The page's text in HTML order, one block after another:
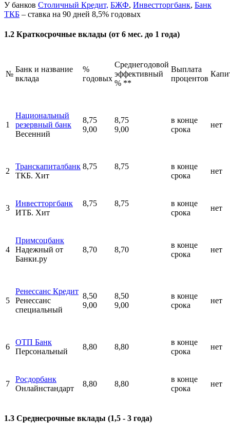
У банков Столичный Кредит, БЖФ, Инвестторгбанк, Банк
ТКБ – ставка на 90 дней 8,5% годовых
1.2 Краткосрочные вклады (от 6 мес. до 1 года)
№
Банк и название
вклада
%
годовых
Среднегодовой
эффективный
% **
Выплата
процентов
1
Национальный
резервный банк
Весенний
8,75
9,00
8,75
9,00
в конце
срока
нет
2
Транскапиталбанк
ТКБ. Хит
8,75 8,75
в конце
срока
нет
3
Инвестторгбанк
ИТБ. Хит
8,75 8,75
в конце
срока
нет
4
Примсоцбанк
Надежный от
Банки.ру
8,70 8,70
в конце
срока
нет
5
Ренессанс Кредит
Ренессанс
специальный
8,50
9,00
8,50
9,00
в конце
срока
нет
6
ОТП Банк
Персональный
8,80 8,80
в конце
срока
нет
7
Росдорбанк
Онлайнстандарт
8,80 8,80
в конце
срока
нет
1.3 Среднесрочные вклады (1,5 - 3 года)